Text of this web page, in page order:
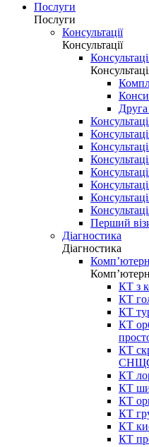
Послуги
Послуги
Консультації
Консультації
Перший
Діагностика
Діагностика
КТ з
КТ
КТ
КТ
КТ
КТ
КТ
КТ
КТ
КТ
КТ